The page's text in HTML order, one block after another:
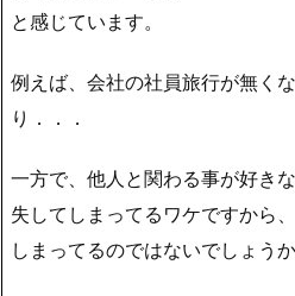
と感じています。
例えば、会社の社員旅行が無く
り．．．
一方で、 他人と関わる事が好き
失してしまってる ワケですから
しまってるのではないでしょう